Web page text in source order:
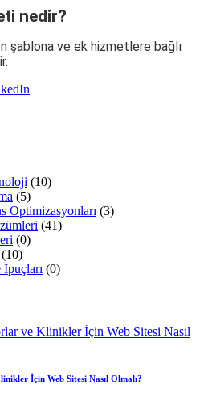
nedir?
şablona ve ek hizmetlere bağlı
(10)
(5)
Optimizasyonları (3)
(41)
(0)
(10)
(0)
İçin Web Sitesi Nasıl Olmalı?